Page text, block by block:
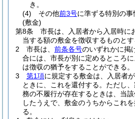
き。
(4)
その他前3号に準ずる特別の事
(敷金)
第8条
市長は、入居者から入居時に
当する額の敷金を徴収するものとす
2
市長は、 前条各号のいずれかに掲
合には、市長が別に定めるところ
は徴収の猶予をすることができる。
3
第1項に規定する敷金は、入居者
ときに、これを還付する。 ただし
務の不履行が存在するときは、当
したうえで、敷金のうちからこれ
る。